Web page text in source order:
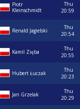
Piotr
Kleinschmidt
Thu
20:59
Renald Jagielski
Thu
20:54
Kamil Zięba
Thu
20:55
Hubert Łuczak
Thu
20:23
Jan Grzelak
Thu
20:29